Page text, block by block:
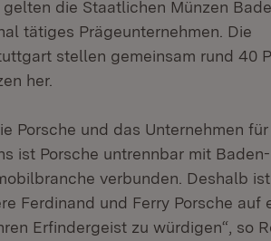
die Staatlichen Münzen
tätiges Prägeunternehmen. Die
stellen gemeinsam rund 40
her.
Porsche und das Unternehmen
ist Porsche untrennbar mit Baden-
verbunden. Deshalb
Ferdinand und Ferry Porsche auf
Erfindergeist zu würdigen“, so